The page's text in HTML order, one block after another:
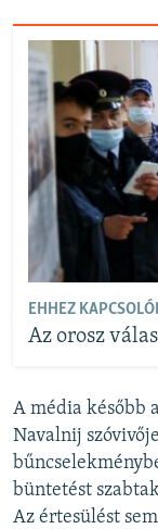
EHHEZ
Az orosz
A média később
Navalnij
büntetést
Az értesülést